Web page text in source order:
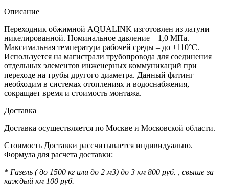
Описание
Переходник обжимной AQUALINK изготовлен из латуни
никелированной. Номинальное давление – 1,0 МПа.
Максимальная температура рабочей среды – до +110°C.
Используется на магистрали трубопровода для соединения
отдельных элементов инженерных коммуникаций при
переходе на трубы другого диаметра. Данный фитинг
необходим в системах отоплениях и водоснабжения,
сокращает время и стоимость монтажа.
Доставка
Доставка осуществляется по Москве и Московской области.
Стоимость Доставки рассчитывается индивидуально.
Формула для расчета доставки:
* Газель ( до 1500 кг или до 2 м3) до 3 км 800 руб. , свыше за
каждый км 100 руб.